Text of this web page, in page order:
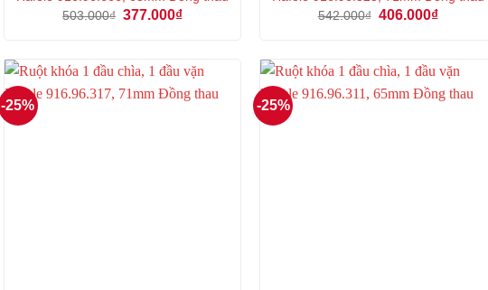
503.000₫ Giá
377.000₫Giá
377.000₫.
542.000₫ Giá
406.000₫Giá
406.000₫.
-25% -25%